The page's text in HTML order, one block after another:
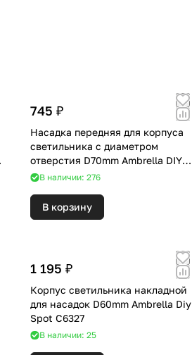
745 ₽
Насадка передняя для корпуса
светильника с диаметром
отверстия D70mm Ambrella DIY
Spot N7015
В наличии: 276
В корзину
1 195 ₽
Корпус светильника накладной
для насадок D60mm Ambrella Diy
Spot C6327
В наличии: 25